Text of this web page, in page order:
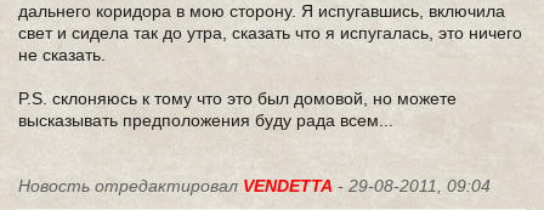
дальнего коридора в мою сторону. Я испугавшись, включила
свет и сидела так до утра, сказать что я испугалась, это ничего
не сказать.
P.S. склоняюсь к тому что это был домовой, но можете
высказывать предположения буду рада всем...
Новость отредактировал VENDETTA - 29-08-2011, 09:04